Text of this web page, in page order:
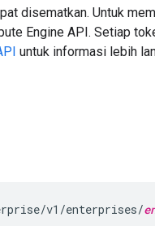
disematkan. Untuk
Engine API. Setiap
untuk informasi lebih
v1/enterprises/